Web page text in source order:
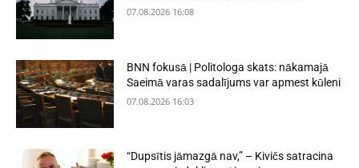
07.08.2026 16:08
BNN fokusā | Politologa skats: nākamajā
Saeimā varas sadalījums var apmest kūleni
07.08.2026 16:03
“Dupsītis jāmazgā nav,” – Kivičs satracina